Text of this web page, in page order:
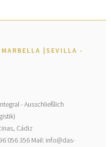
|SEVILLA
- Ausschließlich
Cádiz
056 356 Mail: info@das-